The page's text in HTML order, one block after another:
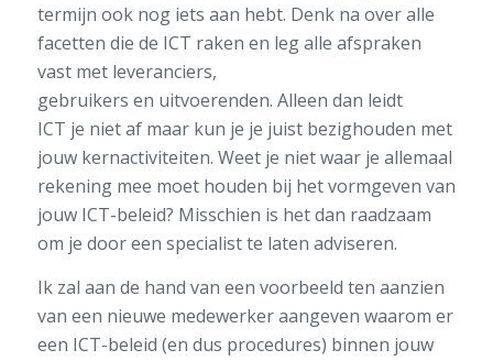
termijn ook nog iets aan hebt. Denk na over alle
facetten die de ICT raken en leg alle afspraken
vast met leveranciers,
gebruikers en uitvoerenden. Alleen dan leidt
ICT je niet af maar kun je je juist bezighouden met
jouw kernactiviteiten. Weet je niet waar je allemaal
rekening mee moet houden bij het vormgeven van
jouw ICT-beleid? Misschien is het dan raadzaam
om je door een specialist te laten adviseren.
Ik zal aan de hand van een voorbeeld ten aanzien
van een nieuwe medewerkeraangeven waarom er
een ICT-beleid (en dus procedures) binnen jouw